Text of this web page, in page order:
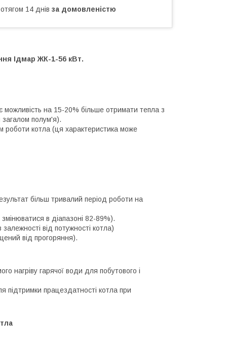
14 днів за домовленістю
Ідмар ЖК-1-56 кВт.
на 15-20% більше отримати тепла з
загалом полум'я).
роботи котла (ця характеристика може
більш тривалий період роботи на
в діапазоні 82-89%).
від потужності котла)
від прогоряння).
нагріву гарячої води для побутового і
працездатності котла при